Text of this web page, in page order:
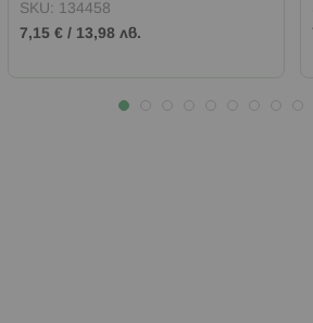
SKU: 134458
7,15 € / 13,98 лв.